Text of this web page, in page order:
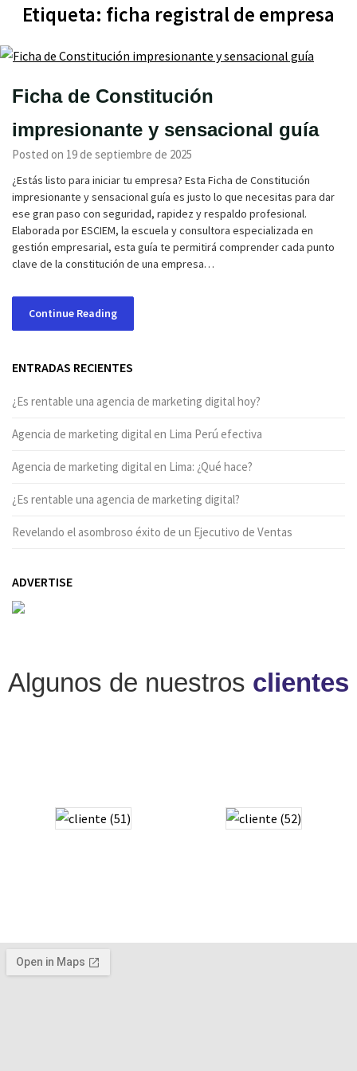
Etiqueta: ficha registral de empresa
Ficha de Constitución
impresionante y sensacional guía
Posted on 19 de septiembre de 2025
¿Estás listo para iniciar tu empresa? Esta Ficha de Constitución
impresionante y sensacional guía es justo lo que necesitas para dar
ese gran paso con seguridad, rapidez y respaldo profesional.
Elaborada por ESCIEM, la escuela y consultora especializada en
gestión empresarial, esta guía te permitirá comprender cada punto
clave de la constitución de una empresa…
Continue Reading
ENTRADAS RECIENTES
¿Es rentable una agencia de marketing digital hoy?
Agencia de marketing digital en Lima Perú efectiva
Agencia de marketing digital en Lima: ¿Qué hace?
¿Es rentable una agencia de marketing digital?
Revelando el asombroso éxito de un Ejecutivo de Ventas
ADVERTISE
Algunos de nuestros clientes